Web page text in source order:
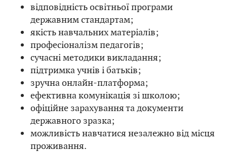
відповідність освітньої програми
державним стандартам;
якість навчальних матеріалів;
професіоналізм педагогів;
сучасні методики викладання;
підтримка учнів і батьків;
зручна онлайн-платформа;
ефективна комунікація зі школою;
офіційне зарахування та документи
державного зразка;
можливість навчатися незалежно від місця
проживання.